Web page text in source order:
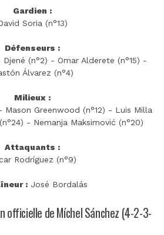
Gardien :
Soria (n°13)
Défenseurs :
Djené (n°2) - Omar Alderete (n°15) -
Álvarez (n°4)
Milieux :
Mason Greenwood (n°12) - Luis Milla
- Nemanja Maksimović (n°20)
Attaquants :
Rodríguez (n°9)
: José Bordalás
officielle de Míchel Sánchez (4-2-3-